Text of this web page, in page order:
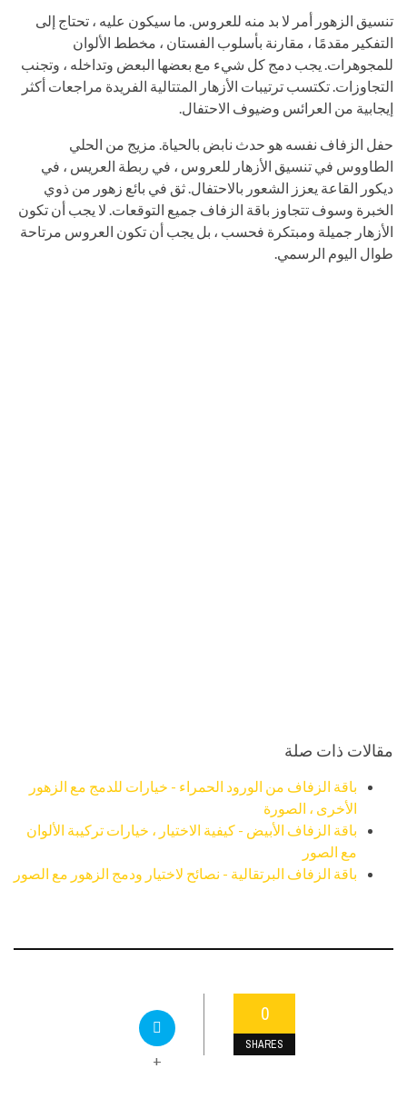
تنسيق الزهور أمر لا بد منه للعروس. ما سيكون عليه ، تحتاج إلى
التفكير مقدمًا ، مقارنة بأسلوب الفستان ، مخطط الألوان
للمجوهرات. يجب دمج كل شيء مع بعضها البعض وتداخله ، وتجنب
التجاوزات. تكتسب ترتيبات الأزهار المتتالية الفريدة مراجعات أكثر
إيجابية من العرائس وضيوف الاحتفال.
حفل الزفاف نفسه هو حدث نابض بالحياة. مزيج من الحلي
الطاووس في تنسيق الأزهار للعروس ، في ربطة العريس ، في
ديكور القاعة يعزز الشعور بالاحتفال. ثق في بائع زهور من ذوي
الخبرة وسوف تتجاوز باقة الزفاف جميع التوقعات. لا يجب أن تكون
الأزهار جميلة ومبتكرة فحسب ، بل يجب أن تكون العروس مرتاحة
طوال اليوم الرسمي.
مقالات ذات صلة
باقة الزفاف من الورود الحمراء - خيارات للدمج مع الزهور
الأخرى ، الصورة
باقة الزفاف الأبيض - كيفية الاختيار ، خيارات تركيبة الألوان
مع الصور
باقة الزفاف البرتقالية - نصائح لاختيار ودمج الزهور مع الصور
0
SHARES
+